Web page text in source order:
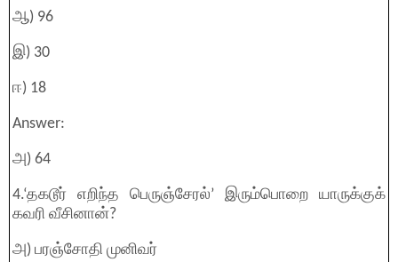
ஆ) 96
இ) 30
ஈ) 18
Answer:
அ) 64
4.‘தகடூர் எறிந்த பெருஞ்சேரல்’ இரும்பொறை யாருக்குக்
கவரி வீசினான்?
அ) பரஞ்சோதி முனிவர்